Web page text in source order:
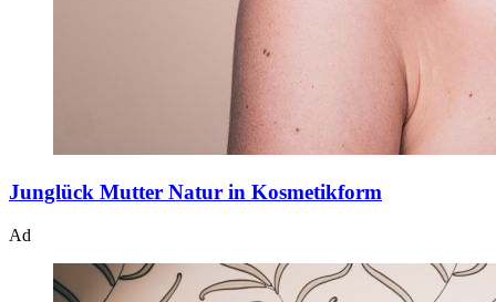
Junglück Mutter Natur in Kosmetikform
Ad